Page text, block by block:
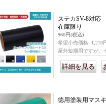
ステカSV-8対
在庫限り
960円(税込)
希望小売価格: 1,210
屋外短期用ですが、
徳用塗装用マス